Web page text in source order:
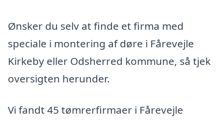
Ønsker du selv at finde et firma med
speciale i montering af døre i Fårevejle
Kirkeby eller Odsherred kommune, så tjek
oversigten herunder.
Vi fandt 45 tømrerfirmaer i Fårevejle